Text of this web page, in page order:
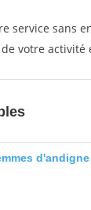
service sans
votre
d'andigne